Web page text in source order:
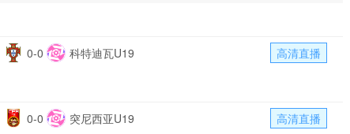
0-0 科特迪瓦U19 高清直播
0-0 突尼西亚U19
高清直播